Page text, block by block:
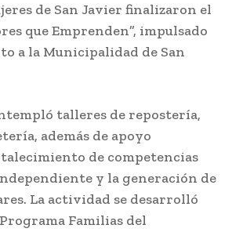
de San Javier finalizaron el
que Emprenden”, impulsado
a la Municipalidad de San
talleres de repostería,
además de apoyo
de competencias
y la generación de
La actividad se desarrolló
Familias del